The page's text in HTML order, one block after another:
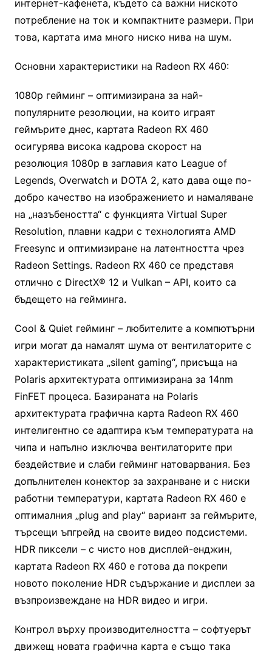
интернет-кафенета, където са важни ниското
потребление на ток и компактните размери. При
това, картата има много ниско нива на шум.
Основни характеристики на Radeon RX 460:
1080p гейминг – oптимизирана за най-
популярните резoлюции, на които играят
геймърите днес, картата Radeon RX 460
осигурява висока кадрова скорост на
резолюция 1080p в заглавия като League of
Legends, Overwatch и DOTA 2, като дава още по-
добро качество на изображението и намаляване
на „назъбеността“ с функцията Virtual Super
Resolution, плавни кадри с технологията AMD
Freesync и оптимизиране на латентността чрез
Radeon Settings. Radeon RX 460 се представя
отлично с DirectX® 12 и Vulkan – API, които са
бъдещето на гейминга.
Cool & Quiet гейминг – любителите а компютърни
игри могат да намалят шума от вентилаторите с
характеристиката „silent gaming“, присъща на
Polaris архитектурата оптимизирана за 14nm
FinFET процеса. Базираната на Polaris
архитектурата графична карта Radeon RX 460
интелигентно се адаптира към температурата на
чипа и напълно изключва вентилаторите при
бездействие и слаби гейминг натоварвания. Без
допълнителен конектор за захранване и с ниски
работни температури, картата Radeon RX 460 е
оптималния „plug and play“ вариант за геймърите,
търсещи ъпгрейд на своите видео подсистеми.
HDR пиксели – с чисто нов дисплей-енджин,
картата Radeon RX 460 е готова да покрепи
новото поколение HDR съдържание и дисплеи за
възпроизвеждане на HDR видео и игри.
Контрол върху производителността – софтуерът
движещ новата графична карта е също така